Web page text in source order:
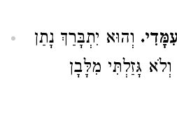
וְהוּא יִתְבָּרַךְ נָתַן
גָּזַלְתִּי מִלָּבָן